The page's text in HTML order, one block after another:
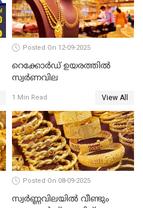
Posted On 12-09-2025
റെക്കോര്‍ഡ് ഉയരത്തിൽ
സ്വര്‍ണവില
1 Min Read View All
Posted On 08-09-2025
സ്വർണ്ണവിലയിൽ വീണ്ടും